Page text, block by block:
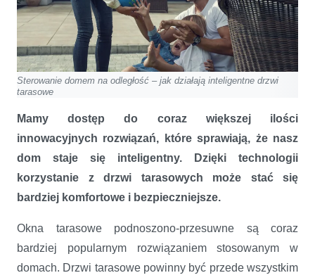
Sterowanie domem na odległość – jak działają inteligentne drzwi
tarasowe
Mamy dostęp do coraz większej ilości
innowacyjnych rozwiązań, które sprawiają, że nasz
dom staje się inteligentny. Dzięki technologii
korzystanie z drzwi tarasowych może stać się
bardziej komfortowe i bezpieczniejsze.
Okna tarasowe podnoszono-przesuwne są coraz
bardziej popularnym rozwiązaniem stosowanym w
domach. Drzwi tarasowe powinny być przede wszystkim